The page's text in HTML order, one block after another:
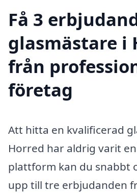
Få 3
glasmästare i
från
företag
Att hitta en kvalificerad
Horred har aldrig varit
plattform kan du snabbt
upp till tre erbjudanden